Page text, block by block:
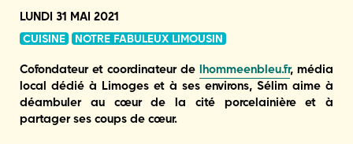
LUNDI 31 MAI 2021
CUISINE NOTRE FABULEUX LIMOUSIN
Cofondateur et coordinateur de lhommeenbleu.fr, média
local dédié à Limoges et à ses environs, Sélim aime à
déambuler au cœur de la cité porcelainière et à
partager ses coups de cœur.